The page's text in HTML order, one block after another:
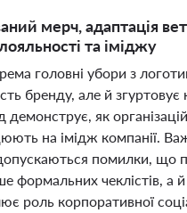
мерч, адаптація
та іміджу
головні убори з
бренду, але й
демонструє, як
на імідж компанії.
допускаються помилки, що
формальних чеклістів, а
роль корпоративної